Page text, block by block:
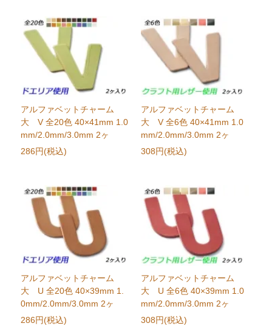
アルファベットチャーム
大 V 全20色 40×41mm 1.0
mm/2.0mm/3.0mm 2ヶ
286円(税込)
アルファベットチャーム
大 V 全6色 40×41mm 1.0
mm/2.0mm/3.0mm 2ヶ
308円(税込)
アルファベットチャーム
大 U 全20色 40×39mm 1.
0mm/2.0mm/3.0mm 2ヶ
286円(税込)
アルファベットチャーム
大 U 全6色 40×39mm 1.0
mm/2.0mm/3.0mm 2ヶ
308円(税込)